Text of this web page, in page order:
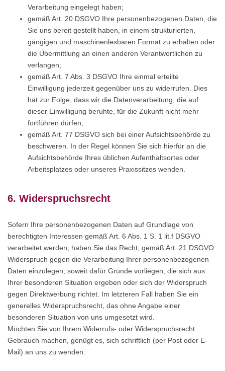
Verarbeitung eingelegt haben;
gemäß Art. 20 DSGVO Ihre personenbezogenen Daten, die
Sie uns bereit gestellt haben, in einem strukturierten,
gängigen und maschinenlesbaren Format zu erhalten oder
die Übermittlung an einen anderen Verantwortlichen zu
verlangen;
gemäß Art. 7 Abs. 3 DSGVO Ihre einmal erteilte
Einwilligung jederzeit gegenüber uns zu widerrufen. Dies
hat zur Folge, dass wir die Datenverarbeitung, die auf
dieser Einwilligung beruhte, für die Zukunft nicht mehr
fortführen dürfen;
gemäß Art. 77 DSGVO sich bei einer Aufsichtsbehörde zu
beschweren. In der Regel können Sie sich hierfür an die
Aufsichtsbehörde Ihres üblichen Aufenthaltsortes oder
Arbeitsplatzes oder unseres Praxissitzes wenden.
6. Widerspruchsrecht
Sofern Ihre personenbezogenen Daten auf Grundlage von
berechtigten Interessen gemäß Art. 6 Abs. 1 S. 1 lit.f DSGVO
verarbeitet werden, haben Sie das Recht, gemäß Art. 21 DSGVO
Widerspruch gegen die Verarbeitung Ihrer personenbezogenen
Daten einzulegen, soweit dafür Gründe vorliegen, die sich aus
Ihrer besonderen Situation ergeben oder sich der Widerspruch
gegen Direktwerbung richtet. Im letzteren Fall haben Sie ein
generelles Widerspruchsrecht, das ohne Angabe einer
besonderen Situation von uns umgesetzt wird.
Möchten Sie von Ihrem Widerrufs- oder Widerspruchsrecht
Gebrauch machen, genügt es, sich schriftlich (per Post oder E-
Mail) an uns zu wenden.